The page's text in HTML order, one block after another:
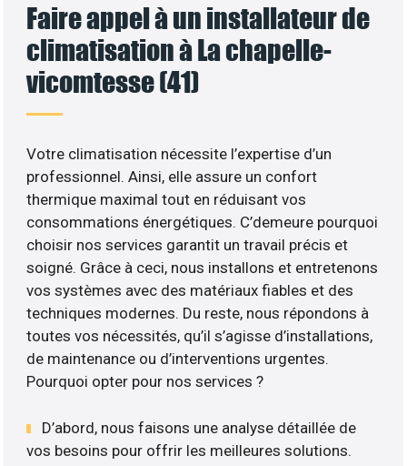
Faire appel à un installateur de
climatisation à La chapelle-
vicomtesse (41)
Votre climatisation nécessite l’expertise d’un
professionnel. Ainsi, elle assure un confort
thermique maximal tout en réduisant vos
consommations énergétiques. C’demeure pourquoi
choisir nos services garantit un travail précis et
soigné. Grâce à ceci, nous installons et entretenons
vos systèmes avec des matériaux fiables et des
techniques modernes. Du reste, nous répondons à
toutes vos nécessités, qu’il s’agisse d’installations,
de maintenance ou d’interventions urgentes.
Pourquoi opter pour nos services ?
D’abord, nous faisons une analyse détaillée de
vos besoins pour offrir les meilleures solutions.